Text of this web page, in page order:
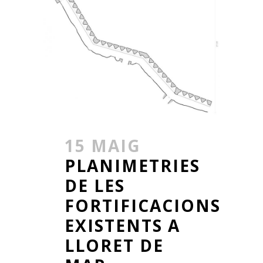
15 MAIG
PLANIMETRIES
DE LES
FORTIFICACIONS
EXISTENTS A
LLORET DE